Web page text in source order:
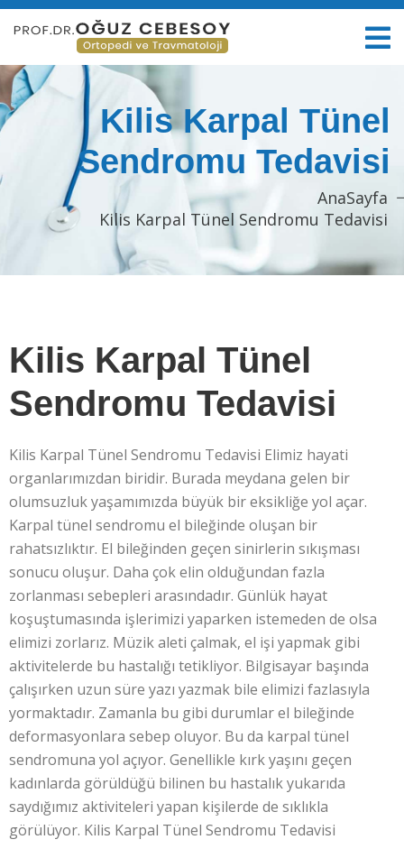
Kilis Karpal Tünel
Sendromu Tedavisi
AnaSayfa
Kilis Karpal Tünel Sendromu Tedavisi
Kilis Karpal Tünel
Sendromu Tedavisi
Kilis Karpal Tünel Sendromu Tedavisi Elimiz hayati
organlarımızdan biridir. Burada meydana gelen bir
olumsuzluk yaşamımızda büyük bir eksikliğe yol açar.
Karpal tünel sendromu el bileğinde oluşan bir
rahatsızlıktır. El bileğinden geçen sinirlerin sıkışması
sonucu oluşur. Daha çok elin olduğundan fazla
zorlanması sebepleri arasındadır. Günlük hayat
koşuştumasında işlerimizi yaparken istemeden de olsa
elimizi zorlarız. Müzik aleti çalmak, el işi yapmak gibi
aktivitelerde bu hastalığı tetikliyor. Bilgisayar başında
çalışırken uzun süre yazı yazmak bile elimizi fazlasıyla
yormaktadır. Zamanla bu gibi durumlar el bileğinde
deformasyonlara sebep oluyor. Bu da karpal tünel
sendromuna yol açıyor. Genellikle kırk yaşını geçen
kadınlarda görüldüğü bilinen bu hastalık yukarıda
saydığımız aktiviteleri yapan kişilerde de sıklıkla
görülüyor. Kilis Karpal Tünel Sendromu Tedavisi